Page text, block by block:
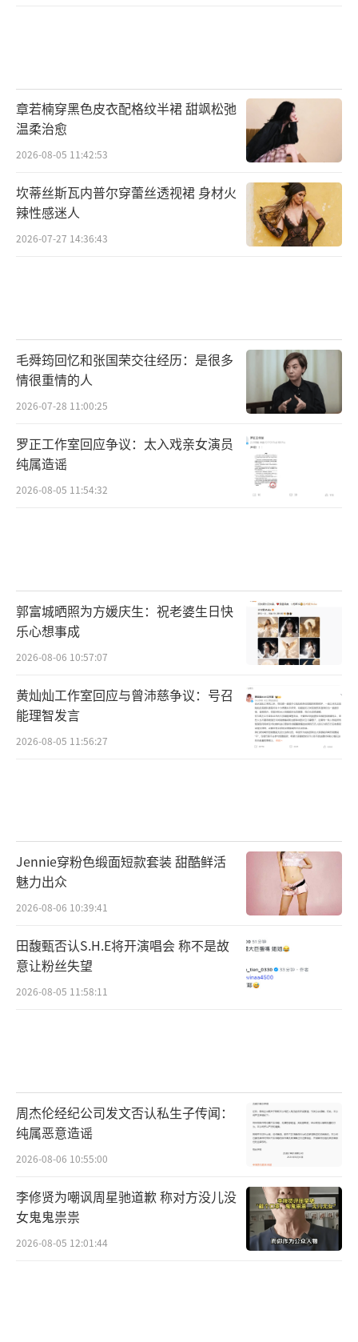
护网络安全。（责任编辑：郭一楠 CK001）
章若楠穿黑色皮衣配格纹半裙 甜飒松弛
温柔治愈
2026-08-05 11:42:53
坎蒂丝斯瓦内普尔穿蕾丝透视裙 身材火
辣性感迷人
2026-07-27 14:36:43
毛舜筠回忆和张国荣交往经历：是很多
情很重情的人
2026-07-28 11:00:25
罗正工作室回应争议：太入戏亲女演员
纯属造谣
2026-08-05 11:54:32
郭富城晒照为方媛庆生：祝老婆生日快
乐心想事成
2026-08-06 10:57:07
黄灿灿工作室回应与曾沛慈争议：号召
能理智发言
2026-08-05 11:56:27
Jennie穿粉色缎面短款套装 甜酷鲜活
魅力出众
2026-08-06 10:39:41
田馥甄否认S.H.E将开演唱会 称不是故
意让粉丝失望
2026-08-05 11:58:11
周杰伦经纪公司发文否认私生子传闻：
纯属恶意造谣
2026-08-06 10:55:00
李修贤为嘲讽周星驰道歉 称对方没儿没
女鬼鬼祟祟
2026-08-05 12:01:44